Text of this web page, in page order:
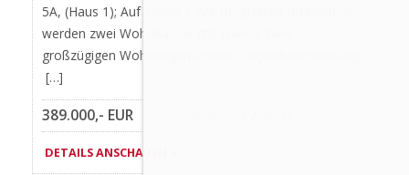
5A, (Haus 1); Auf einem 1.028 m² großen Grundstück
werden zwei Wohnhäuser mit jeweils zwei
großzügigen Wohnungen erstellt. Objektbeschreibung:
[…]
389.000,- EUR
DETAILS ANSCHAUEN »